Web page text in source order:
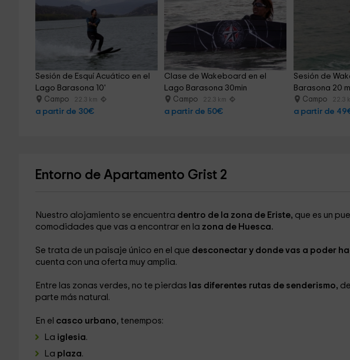
Sesión de Esquí Acuático en el
Lago Barasona 10'
Campo 22.3 km
a partir de 30€
Clase de Wakeboard en el
Lago Barasona 30min
Campo 22.3 km
a partir de 50€
Sesión de
Barasona 20
Campo 22.3
a partir de
Entorno de Apartamento Grist 2
Nuestro alojamiento se encuentra dentro de la zona de Eriste, que es un
comodidades que vas a encontrar en la zona de Huesca.
Se trata de un paisaje único en el que desconectar y donde vas a poder
cuenta con una oferta muy amplia.
Entre las zonas verdes, no te pierdas las diferentes rutas de senderismo,
parte más natural.
En el casco urbano, tenempos:
La iglesia.
La plaza.